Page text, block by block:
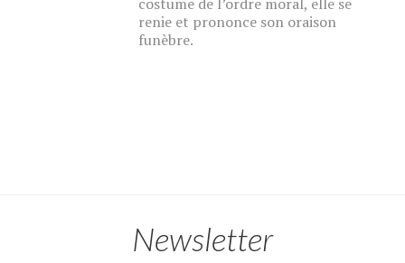
renie et prononce son oraison
funèbre.
Newsletter